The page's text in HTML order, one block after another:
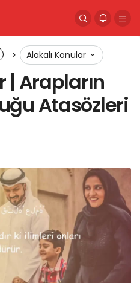
Alakalı Konular
| Arapların
Atasözleri